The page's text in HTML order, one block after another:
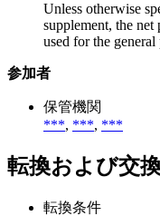
Unless otherwise
supplement, the
used for the
参加者
保管機関
***, ***, ***
転換および交
転換条件